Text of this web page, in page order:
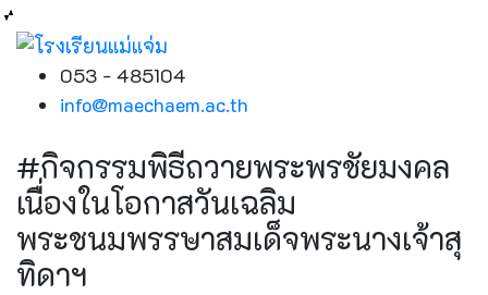
053 - 485104
info@maechaem.ac.th
#กิจกรรมพิธีถวายพระพรชัยมงคล
เนื่องในโอกาสวันเฉลิม
พระชนมพรรษาสมเด็จพระนางเจ้าสุ
ทิดาฯ